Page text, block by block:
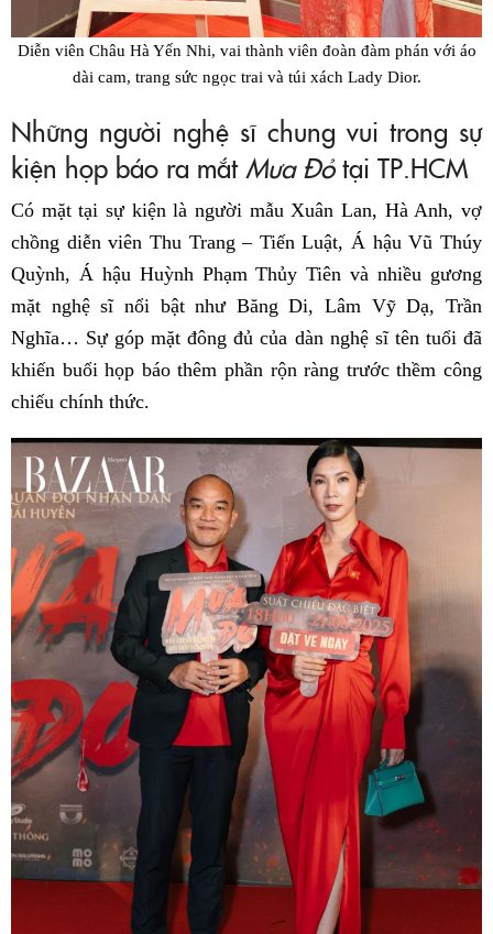
Diễn viên Châu Hà Yến Nhi, vai thành viên đoàn đàm phán với áo
dài cam, trang sức ngọc trai và túi xách Lady Dior.
Những người nghệ sĩ chung vui trong sự
kiện họp báo ra mắt Mưa Đỏtại TP.HCM
Có mặt tại sự kiện là người mẫu Xuân Lan, Hà Anh, vợ
chồng diễn viên Thu Trang – Tiến Luật, Á hậu Vũ Thúy
Quỳnh, Á hậu Huỳnh Phạm Thủy Tiên và nhiều gương
mặt nghệ sĩ nổi bật như Băng Di, Lâm Vỹ Dạ, Trần
Nghĩa… Sự góp mặt đông đủ của dàn nghệ sĩ tên tuổi đã
khiến buổi họp báo thêm phần rộn ràng trước thềm công
chiếu chính thức.